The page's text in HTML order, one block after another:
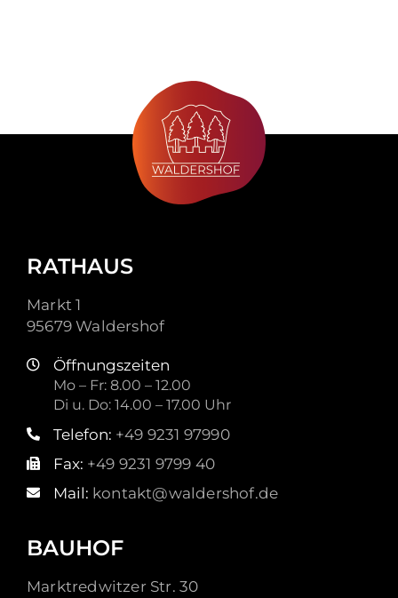
RATHAUS
Markt 1
95679 Waldershof
Öffnungszeiten
Mo – Fr: 8.00 – 12.00
Di u. Do: 14.00 – 17.00 Uhr
Telefon: +49 9231 97990
Fax: +49 9231 9799 40
Mail: kontakt@waldershof.de
BAUHOF
Marktredwitzer Str. 30